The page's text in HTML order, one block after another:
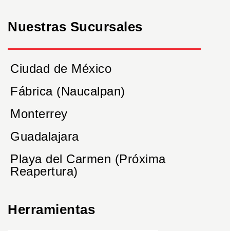
Nuestras Sucursales
Ciudad de México
Fábrica (Naucalpan)
Monterrey
Guadalajara
Playa del Carmen (Próxima
Reapertura)
Herramientas